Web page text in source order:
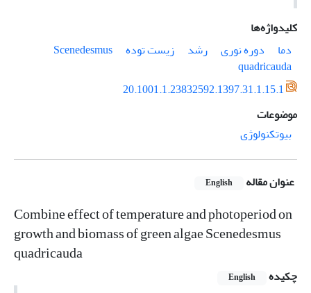
کلیدواژه‌ها
دما
دوره نوری رشد زیست توده
Scenedesmus
quadricauda
20.1001.1.23832592.1397.31.1.15.1
موضوعات
بیوتکنولوژی
عنوان مقاله English
Combine effect of temperature and photoperiod on
growth and biomass of green algae Scenedesmus
quadricauda
چکیده English